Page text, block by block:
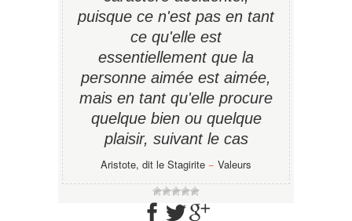
puisque ce n'est pas en tant
ce qu'elle est
essentiellement que la
personne aimée est aimée,
mais en tant qu'elle procure
quelque bien ou quelque
plaisir, suivant le cas
Aristote, dit le Stagirite − Valeurs